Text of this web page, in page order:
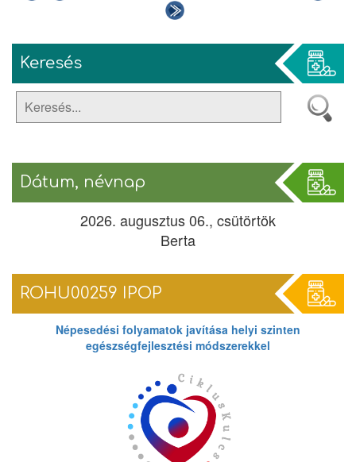
Keresés
Dátum, névnap
2026. augusztus 06., csütörtök
Berta
ROHU00259 IPOP
Népesedési folyamatok javítása helyi szinten
egészségfejlesztési módszerekkel